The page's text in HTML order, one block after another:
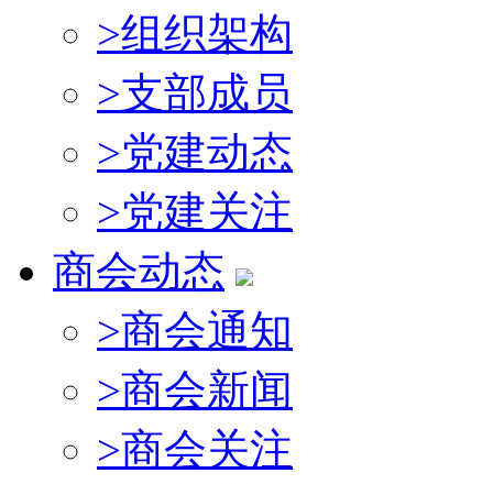
>组织架构
>支部成员
>党建动态
>党建关注
商会动态
>商会通知
>商会新闻
>商会关注